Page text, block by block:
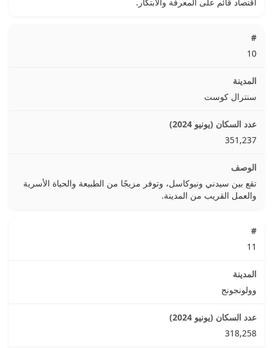
10
سنترال كوست
351,237
تقع بين سيدني ونيوكاسل، وتوفر مزيجًا من الطبيعة والحياة الأسرية
والعمل القريب من المدينة.
11
وولونجونج
318,258